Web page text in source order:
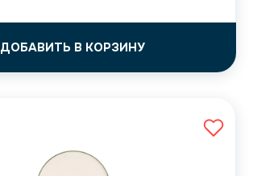
ДОБАВИТЬ В КОРЗИНУ